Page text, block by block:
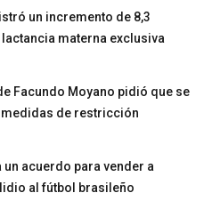
un incremento de 8,3
lactancia materna exclusiva
Facundo Moyano pidió que se
medidas de restricción
un acuerdo para vender a
al fútbol brasileño